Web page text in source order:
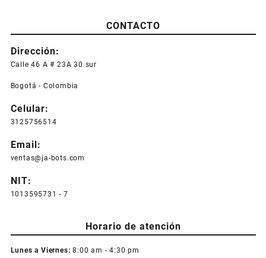
CONTACTO
Dirección:
Calle 46 A # 23A 30 sur
Bogotá - Colombia
Celular:
3125756514
Email:
ventas@ja-bots.com
NIT:
1013595731 - 7
Horario de atención
Lunes a Viernes: 8:00 am - 4:30 pm